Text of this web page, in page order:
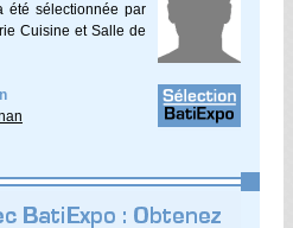
été sélectionnée par
Cuisine et Salle de